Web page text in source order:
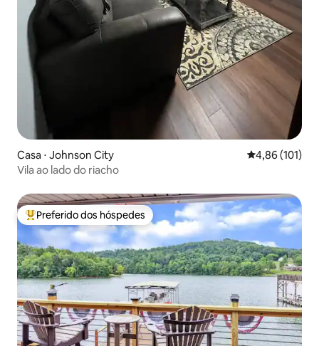
Casa ⋅ Johnson City 4,86 de uma
4,86 (101)
Vila ao lado do riacho
Entre os melhores preferidos dos hóspedes
Preferido dos hóspedes